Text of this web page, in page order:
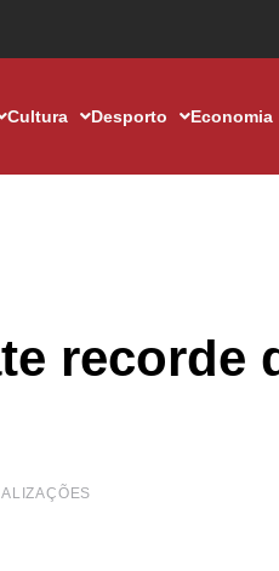
Cultura Desporto Economia
recorde